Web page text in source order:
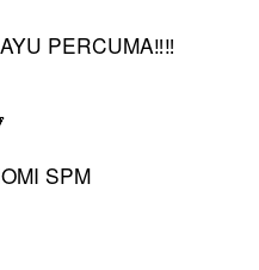
PERCUMA‼️‼️
SPM